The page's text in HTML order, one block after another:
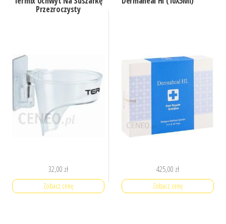
Przezroczysty
32,00 zł
Zobacz cenę
425,00 zł
Zobacz cenę